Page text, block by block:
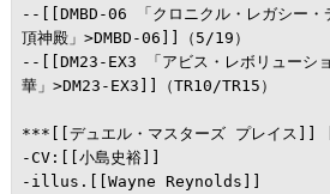
--[[DMBD-06 「クロニクル・レガシー・
頂神殿」>DMBD-06]]（5/19）
--[[DM23-EX3 「アビス・レボリューシ
華」>DM23-EX3]]（TR10/TR15）
***[[デュエル・マスターズ プレイス]]
-CV:[[小島史裕]]
-illus.[[Wayne Reynolds]]